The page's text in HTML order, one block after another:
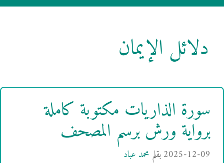
دلائل الإيمان
سورة الذاريات مكتوبة كاملة
برواية ورش برسم المصحف
2025-12-09بقلم محمد عباد